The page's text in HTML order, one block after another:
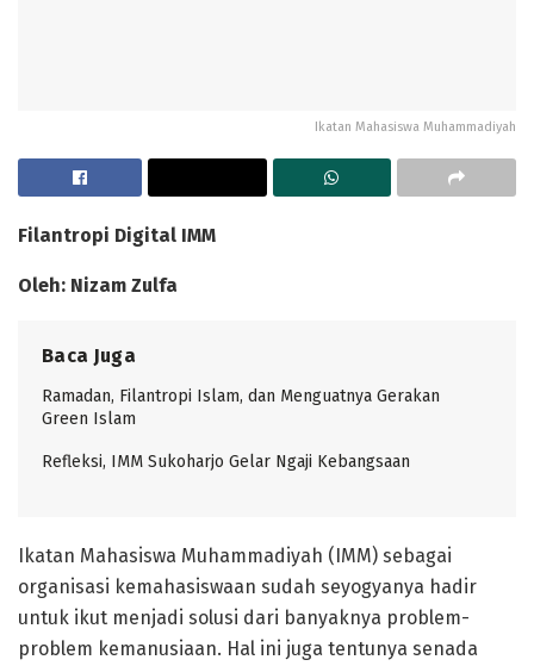
Ikatan Mahasiswa Muhammadiyah
Filantropi Digital IMM
Oleh: Nizam Zulfa
Baca Juga
Ramadan, Filantropi Islam, dan Menguatnya Gerakan
Green Islam
Refleksi, IMM Sukoharjo Gelar Ngaji Kebangsaan
Ikatan Mahasiswa Muhammadiyah (IMM) sebagai
organisasi kemahasiswaan sudah seyogyanya hadir
untuk ikut menjadi solusi dari banyaknya problem-
problem kemanusiaan. Hal ini juga tentunya senada